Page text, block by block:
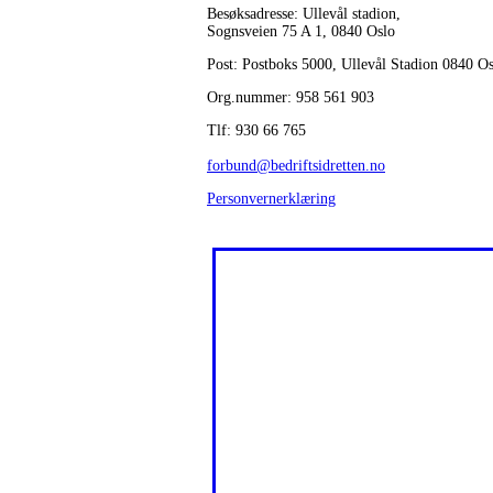
Besøksadresse: Ullevål stadion,
Sognsveien 75 A 1, 0840 Oslo
Post: Postboks 5000, Ullevål Stadion 0840
Org.nummer: 958 561 903
Tlf: 930 66 765
forbund@bedriftsidretten.no
Personvernerklæring